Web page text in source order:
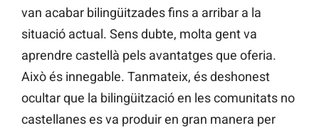
van acabar bilingüitzades fins a arribar a la
situació actual. Sens dubte, molta gent va
aprendre castellà pels avantatges que oferia.
Això és innegable. Tanmateix, és deshonest
ocultar que la bilingüització en les comunitats no
castellanes es va produir en gran manera per